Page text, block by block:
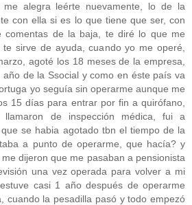
me alegra leérte nuevamente, lo de la
con ella si es lo que tiene que ser, con
comentas de la baja, te diré lo que me
sirve de ayuda, cuando yo me operé,
agoté los 18 meses de la empresa,
de la Ssocial y como en éste país va
yo seguía sin operarme aunque me
15 días para entrar por fin a quirófano,
de inspección médica, fui a
se habia agotado tbn el tiempo de la
a punto de operarme, que hacía? y
dijeron que me pasaban a pensionista
una vez operada para volver a mi
casi 1 año después de operarme
cuando la pesadilla pasó y todo empezó